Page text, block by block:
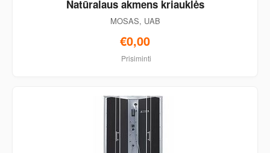
Natūralaus akmens kriauklės
MOSAS, UAB
€0,00
Prisiminti